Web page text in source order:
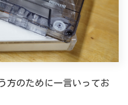
方のために一言いってお